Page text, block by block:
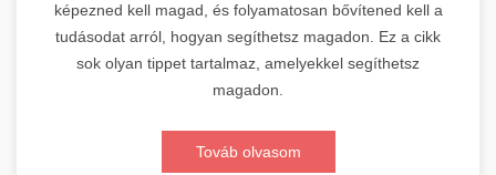
képezned kell magad, és folyamatosan bővítened kell a
tudásodat arról, hogyan segíthetsz magadon. Ez a cikk
sok olyan tippet tartalmaz, amelyekkel segíthetsz
magadon.
Továb olvasom